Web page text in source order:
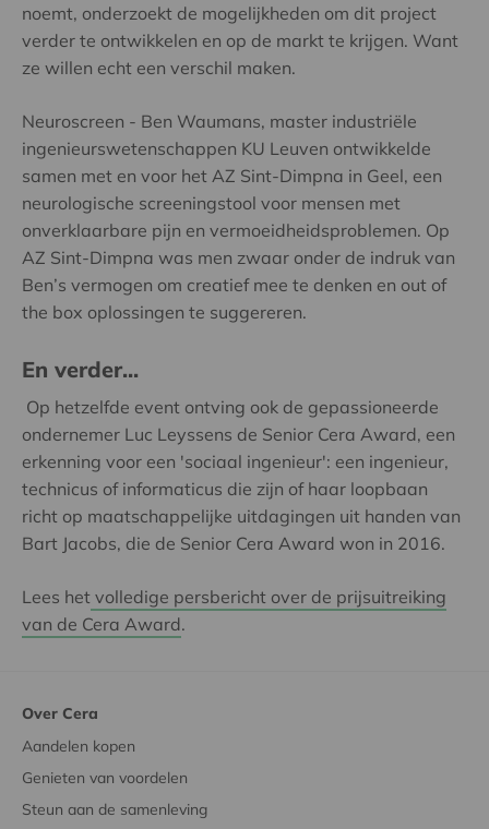
noemt, onderzoekt de mogelijkheden om dit project
verder te ontwikkelen en op de markt te krijgen. Want
ze willen echt een verschil maken.
Neuroscreen - Ben Waumans, master industriële
ingenieurswetenschappen KU Leuven ontwikkelde
samen met en voor het AZ Sint-Dimpna in Geel, een
neurologische screeningstool voor mensen met
onverklaarbare pijn en vermoeidheidsproblemen. Op
AZ Sint-Dimpna was men zwaar onder de indruk van
Ben’s vermogen om creatief mee te denken en out of
the box oplossingen te suggereren.
En verder...
Op hetzelfde event ontving ook de gepassioneerde
ondernemer Luc Leyssens de Senior Cera Award, een
erkenning voor een 'sociaal ingenieur': een ingenieur,
technicus of informaticus die zijn of haar loopbaan
richt op maatschappelijke uitdagingen uit handen van
Bart Jacobs, die de Senior Cera Award won in 2016.
Lees het volledige persbericht over de prijsuitreiking
van de Cera Award.
Over Cera
Aandelen kopen
Genieten van voordelen
Steun aan de samenleving